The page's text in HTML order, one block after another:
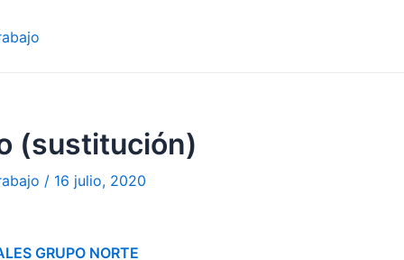
(sustitución)
/ 16 julio, 2020
GRUPO NORTE